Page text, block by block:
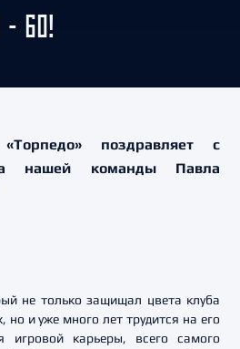
60!
поздравляет с
нашей команды Павла
не только защищал цвета клуба
но и уже много лет трудится на его
игровой карьеры, всего самого